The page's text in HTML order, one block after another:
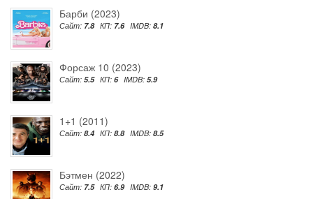
Барби (2023)
Сайт: 7.8 КП: 7.6 IMDB: 8.1
Форсаж 10 (2023)
Сайт: 5.5 КП: 6 IMDB: 5.9
1+1 (2011)
Сайт: 8.4 КП: 8.8 IMDB: 8.5
Бэтмен (2022)
Сайт: 7.5 КП: 6.9 IMDB: 9.1